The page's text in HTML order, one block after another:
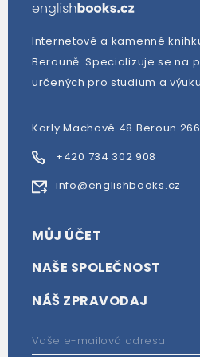
Internetové a kamenné
Berouně. Specializuje se na
určených pro studium a
Karly Machové 48 Beroun 266
+420 734 302 908
info@englishbooks.cz
MŮJ ÚČET
NAŠE SPOLEČNOST
NÁŠ ZPRAVODAJ